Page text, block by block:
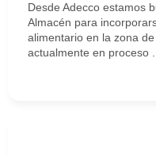
Desde Adecco estamos
Almacén para
alimentario en la zona
actualmente en proceso ...